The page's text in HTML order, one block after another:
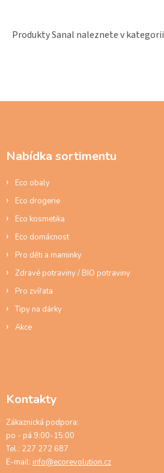
Produkty Sanal naleznete v kategorii
Nabídka sortimentu
Eco obaly
Eco drogerie
Eco kosmetika
Eco domácnost
Pro děti a maminky
Zdravé potraviny / BIO potraviny
Pro zvířata
Tipy na dárky
Akce
Kontakty
Zákaznická podpora:
po - pá 9:00-15:00
Tel.: 227 272 687
E-mail: info@ecorevolution.cz